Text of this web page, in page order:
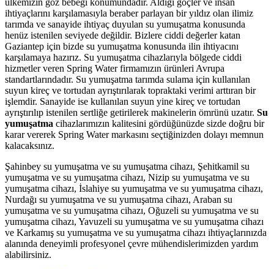
ihtiyaçlarını karşılamasıyla beraber parlayan bir yıldız olan ilimiz
tarımda ve sanayide ihtiyaç duyulan su yumuşatma konusunda
henüz istenilen seviyede değildir. Bizlere ciddi değerler katan
Gaziantep için bizde su yumuşatma konusunda ilin ihtiyacını
karşılamaya hazırız. Su yumuşatma cihazlarıyla bölgede ciddi
hizmetler veren Spring Water firmamızın ürünleri Avrupa
standartlarındadır. Su yumuşatma tarımda sulama için kullanılan
suyun kireç ve tortudan ayrıştırılarak topraktaki verimi arttıran bir
işlemdir. Sanayide ise kullanılan suyun yine kireç ve tortudan
ayrıştırılıp istenilen sertliğe getirilerek makinelerin ömrünü uzatır. Su
yumuşatma cihazlarımızın kalitesini gördüğünüzde sizde doğru bir
karar vererek Spring Water markasını seçtiğinizden dolayı memnun
kalacaksınız.
Şahinbey su yumuşatma ve su yumuşatma cihazı, Şehitkamil su
yumuşatma ve su yumuşatma cihazı, Nizip su yumuşatma ve su
yumuşatma cihazı, İslahiye su yumuşatma ve su yumuşatma cihazı,
Nurdağı su yumuşatma ve su yumuşatma cihazı, Araban su
yumuşatma ve su yumuşatma cihazı, Oğuzeli su yumuşatma ve su
yumuşatma cihazı, Yavuzeli su yumuşatma ve su yumuşatma cihazı
ve Karkamış su yumuşatma ve su yumuşatma cihazı ihtiyaçlarınızda
alanında deneyimli profesyonel çevre mühendislerimizden yardım
alabilirsiniz.